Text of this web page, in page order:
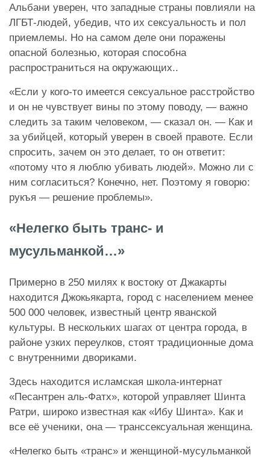
Альбани уверен, что западные страны повлияли на
ЛГБТ-людей, убедив, что их сексуальность и пол
приемлемы. Но на самом деле они поражены
опасной болезнью, которая способна
распространиться на окружающих..
«Если у кого-то имеется сексуальное расстройство
и он не чувствует вины по этому поводу, — важно
следить за таким человеком, — сказал он. — Как и
за убийцей, который уверен в своей правоте. Если
спросить, зачем он это делает, то он ответит:
«потому что я люблю убивать людей». Можно ли с
ним согласиться? Конечно, нет. Поэтому я говорю:
рукъя — решение проблемы».
«Нелегко быть транс- и
мусульманкой…»
Примерно в 250 милях к востоку от Джакарты
находится Джокьякарта, город с населением менее
500 000 человек, известный центр яванской
культуры. В нескольких шагах от центра города, в
районе узких переулков, стоят традиционные дома
с внутренними двориками.
Здесь находится исламская школа-интернат
«Песантрен аль-Фатх», которой управляет Шинта
Ратри, широко известная как «Ибу Шинта». Как и
все её ученики, она — транссексуальная женщина.
«Нелегко быть «транс» и женщиной-мусульманкой